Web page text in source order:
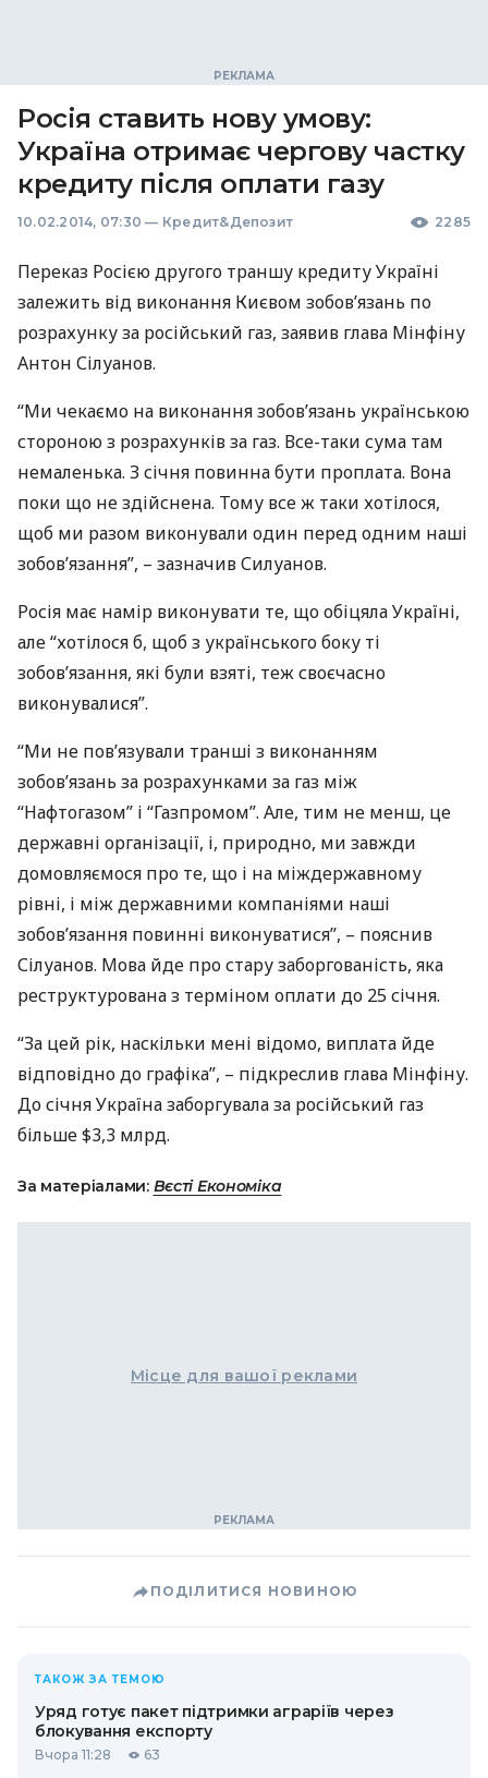
Росія ставить нову умову:
Україна отримає чергову частку
кредиту після оплати газу
10.02.2014, 07:30 — Кредит&Депозит 2285
Переказ Росією другого траншу кредиту Україні
залежить від виконання Києвом зобов’язань по
розрахунку за російський газ, заявив глава Мінфіну
Антон Сілуанов.
“Ми чекаємо на виконання зобов’язань українською
стороною з розрахунків за газ. Все-таки сума там
немаленька. З січня повинна бути проплата. Вона
поки що не здійснена. Тому все ж таки хотілося,
щоб ми разом виконували один перед одним наші
зобов’язання”, – зазначив Силуанов.
Росія має намір виконувати те, що обіцяла Україні,
але “хотілося б, щоб з українського боку ті
зобов’язання, які були взяті, теж своєчасно
виконувалися”.
“Ми не пов’язували транші з виконанням
зобов’язань за розрахунками за газ між
“Нафтогазом” і “Газпромом”. Але, тим не менш, це
державні організації, і, природно, ми завжди
домовляємося про те, що і на міждержавному
рівні, і між державними компаніями наші
зобов’язання повинні виконуватися”, – пояснив
Сілуанов. Мова йде про стару заборгованість, яка
реструктурована з терміном оплати до 25 січня.
“За цей рік, наскільки мені відомо, виплата йде
відповідно до графіка”, – підкреслив глава Мінфіну.
До січня Україна заборгувала за російський газ
більше $3,3 млрд.
За матеріалами: Вєсті Економіка
Місце для вашої реклами
ПОДІЛИТИСЯ НОВИНОЮ
ТАКОЖ ЗА ТЕМОЮ
Уряд готує пакет підтримки аграріїв через
блокування експорту
Вчора 11:28 63